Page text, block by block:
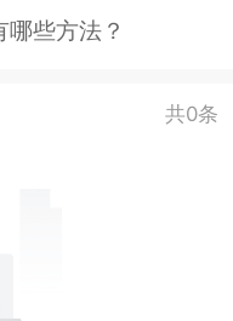
些方法？
共0条